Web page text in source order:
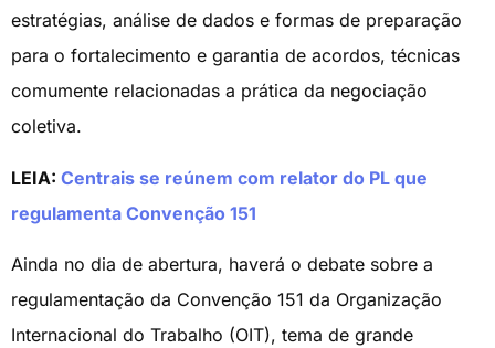
estratégias, análise de dados e formas de preparação
para o fortalecimento e garantia de acordos, técnicas
comumente relacionadas a prática da negociação
coletiva.
LEIA: Centrais se reúnem com relator do PL que
regulamenta Convenção 151
Ainda no dia de abertura, haverá o debate sobre a
regulamentação da Convenção 151 da Organização
Internacional do Trabalho (OIT), tema de grande